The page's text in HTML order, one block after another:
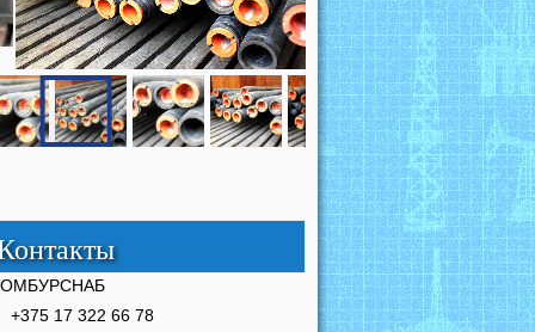
+375 17 322 66 78